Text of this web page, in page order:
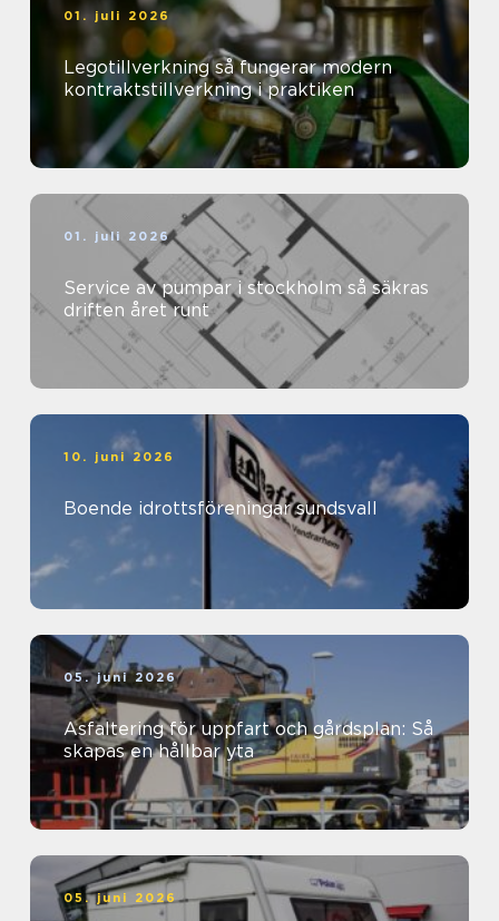
01. juli 2026
Legotillverkning så fungerar modern
kontraktstillverkning i praktiken
01. juli 2026
Service av pumpar i stockholm så säkras
driften året runt
10. juni 2026
Boende idrottsföreningar sundsvall
05. juni 2026
Asfaltering för uppfart och gårdsplan: Så
skapas en hållbar yta
05. juni 2026